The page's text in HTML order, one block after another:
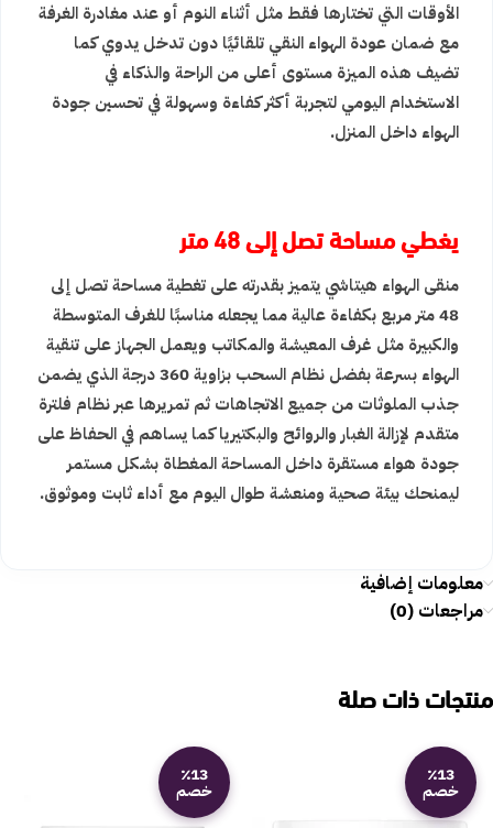
الأوقات التي تختارها فقط مثل أثناء النوم أو عند مغادرة الغرفة
مع ضمان عودة الهواء النقي تلقائيًا دون تدخل يدوي كما
تضيف هذه الميزة مستوى أعلى من الراحة والذكاء في
الاستخدام اليومي لتجربة أكثر كفاءة وسهولة في تحسين جودة
الهواء داخل المنزل.
يغطي مساحة تصل إلى 48 متر
منقى الهواء هيتاشي يتميز بقدرته على تغطية مساحة تصل إلى
48 متر مربع بكفاءة عالية مما يجعله مناسبًا للغرف المتوسطة
والكبيرة مثل غرف المعيشة والمكاتب ويعمل الجهاز على تنقية
الهواء بسرعة بفضل نظام السحب بزاوية 360 درجة الذي يضمن
جذب الملوثات من جميع الاتجاهات ثم تمريرها عبر نظام فلترة
متقدم لإزالة الغبار والروائح والبكتيريا كما يساهم في الحفاظ على
جودة هواء مستقرة داخل المساحة المغطاة بشكل مستمر
ليمنحك بيئة صحية ومنعشة طوال اليوم مع أداء ثابت وموثوق.
معلومات إضافية
مراجعات (0)
منتجات ذات صلة
٪13
خصم
٪13
خصم